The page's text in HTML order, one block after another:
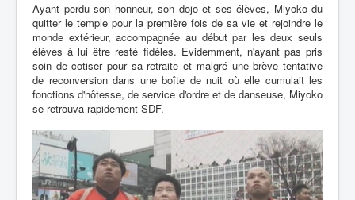
Ayant perdu son honneur, son dojo et ses élèves, Miyoko du
quitter le temple pour la première fois de sa vie et rejoindre le
monde extérieur, accompagnée au début par les deux seuls
élèves à lui être resté fidèles. Evidemment, n'ayant pas pris
soin de cotiser pour sa retraite et malgré une brève tentative
de reconversion dans une boîte de nuit où elle cumulait les
fonctions d'hôtesse, de service d'ordre et de danseuse, Miyoko
se retrouva rapidement SDF.